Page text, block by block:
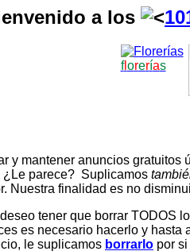
a los
florerías
y mantener anuncios gratuitos
parece? Suplicamos
Nuestra finalidad es no
tener que borrar TODOS
es necesario hacerlo y
le suplicamos borrarlo por